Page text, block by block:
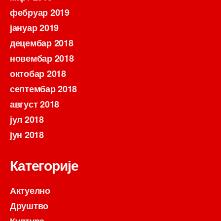
фебруар 2019
јануар 2019
децембар 2018
новембар 2018
октобар 2018
септембар 2018
август 2018
јул 2018
јун 2018
Категорије
Актуелно
Друштво